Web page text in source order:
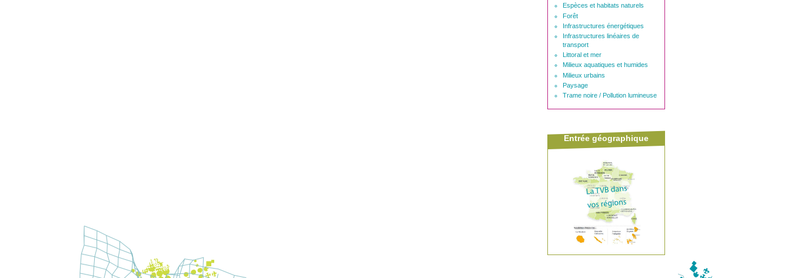
Espèces et habitats naturels
Forêt
Infrastructures énergétiques
Infrastructures linéaires de
transport
Littoral et mer
Milieux aquatiques et humides
Milieux urbains
Paysage
Trame noire / Pollution lumineuse
Entrée géographique